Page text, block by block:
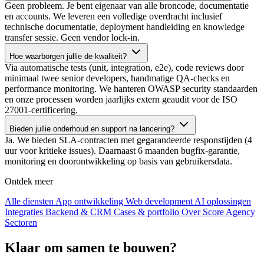
Geen probleem. Je bent eigenaar van alle broncode, documentatie
en accounts. We leveren een volledige overdracht inclusief
technische documentatie, deployment handleiding en knowledge
transfer sessie. Geen vendor lock-in.
Hoe waarborgen jullie de kwaliteit?
Via automatische tests (unit, integration, e2e), code reviews door
minimaal twee senior developers, handmatige QA-checks en
performance monitoring. We hanteren OWASP security standaarden
en onze processen worden jaarlijks extern geaudit voor de ISO
27001-certificering.
Bieden jullie onderhoud en support na lancering?
Ja. We bieden SLA-contracten met gegarandeerde responstijden (4
uur voor kritieke issues). Daarnaast 6 maanden bugfix-garantie,
monitoring en doorontwikkeling op basis van gebruikersdata.
Ontdek meer
Alle diensten App ontwikkeling Web development AI oplossingen
Integraties Backend & CRM Cases & portfolio Over Score Agency
Sectoren
Klaar om samen te bouwen?